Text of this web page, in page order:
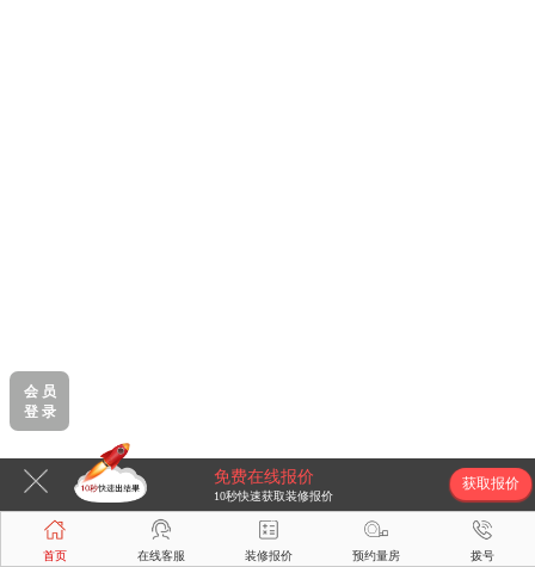
免费在线报价
10秒快速获取装修报价
获取报价
首页 在线客服 装修报价 预约量房 拨号
会 员
登 录